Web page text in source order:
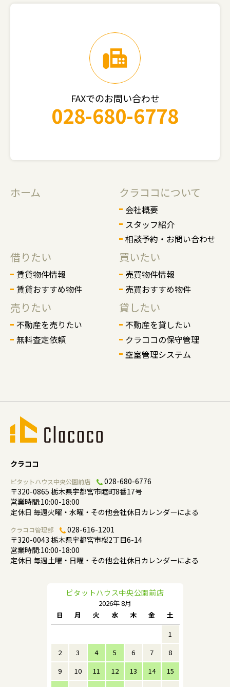
FAXでのお問い合わせ
028-680-6778
ホーム クラココについて
会社概要
スタッフ紹介
相談予約・お問い合わせ
借りたい
賃貸物件情報
賃貸おすすめ物件
買いたい
売買物件情報
売買おすすめ物件
売りたい
不動産を売りたい
無料査定依頼
貸したい
不動産を貸したい
クラココの保守管理
空室管理システム
クラココ
ピタットハウス中央公園前店
028-680-6776
〒320-0865 栃木県宇都宮市睦町8番17号
営業時間:10:00-18:00
定休日 毎週火曜・水曜・その他会社休日カレンダーによる
クラココ管理部
028-616-1201
〒320-0043 栃木県宇都宮市桜2丁目6-14
営業時間:10:00-18:00
定休日 毎週土曜・日曜・その他会社休日カレンダーによる
ピタットハウス中央公園前店
2026年 8月
日
月 火 水 木 金
土
1
2
3 4 5 6 7
8
9
10 11 12 13 14
15